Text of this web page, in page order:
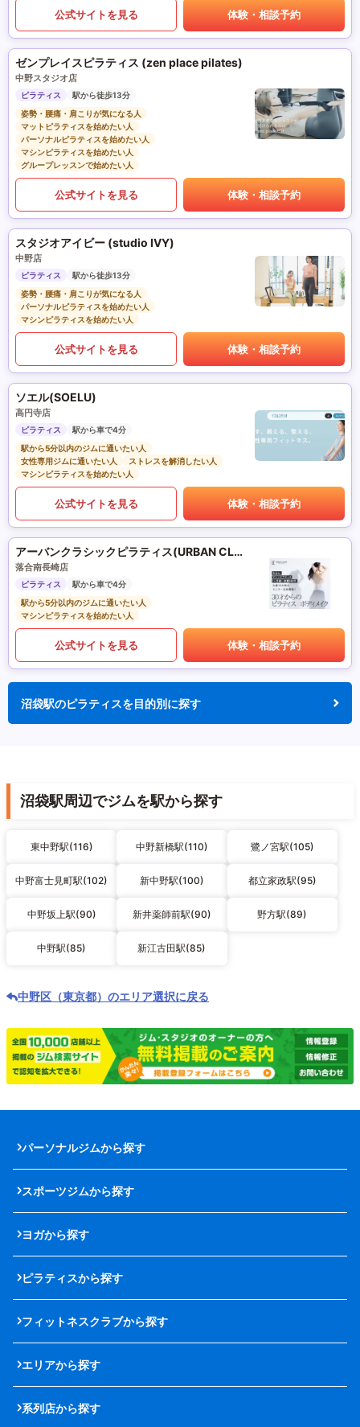
公式サイトを見る 体験・相談予約
ゼンプレイスピラティス (zen place pilates)
中野スタジオ店
ピラティス
駅から徒歩13分
姿勢・腰痛・肩こりが気になる人
マットピラティスを始めたい人
パーソナルピラティスを始めたい人
マシンピラティスを始めたい人
グループレッスンで始めたい人
公式サイトを見る 体験・相談予約
スタジオアイビー (studio IVY)
中野店
ピラティス
駅から徒歩13分
姿勢・腰痛・肩こりが気になる人
パーソナルピラティスを始めたい人
マシンピラティスを始めたい人
公式サイトを見る 体験・相談予約
ソエル(SOELU)
高円寺店
ピラティス
駅から車で4分
駅から5分以内のジムに通いたい人
女性専用ジムに通いたい人
ストレスを解消したい人
マシンピラティスを始めたい人
公式サイトを見る 体験・相談予約
アーバンクラシックピラティス(URBAN CLASSIC PILATES)
落合南長崎店
ピラティス
駅から車で4分
駅から5分以内のジムに通いたい人
マシンピラティスを始めたい人
公式サイトを見る 体験・相談予約
沼袋駅のピラティスを目的別に探す
沼袋駅周辺でジムを駅から探す
東中野駅(116) 中野新橋駅(110) 鷺ノ宮駅(105)
中野富士見町駅(102) 新中野駅(100) 都立家政駅(95)
中野坂上駅(90) 新井薬師前駅(90) 野方駅(89)
中野駅(85) 新江古田駅(85)
中野区（東京都）のエリア選択に戻る
パーソナルジムから探す
スポーツジムから探す
ヨガから探す
ピラティスから探す
フィットネスクラブから探す
エリアから探す
系列店から探す